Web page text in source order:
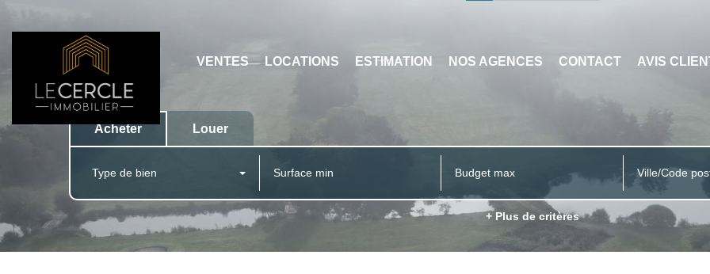
VENTES LOCATIONS ESTIMATION NOS AGENCES CONTACT AVIS
Acheter Louer
Type de bien Ville/Code
+ Plus de critères